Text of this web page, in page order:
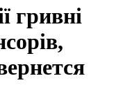
гривні